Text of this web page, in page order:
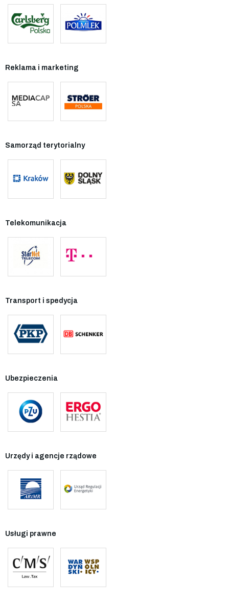
Reklama i marketing
Samorząd terytorialny
Telekomunikacja
Transport i spedycja
Ubezpieczenia
Urzędy i agencje rządowe
Usługi prawne